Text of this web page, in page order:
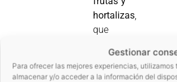
Gestionar
Para ofrecer las mejores experiencias,
almacenar y/o acceder a la información del
hortalizas,
que
seguridad